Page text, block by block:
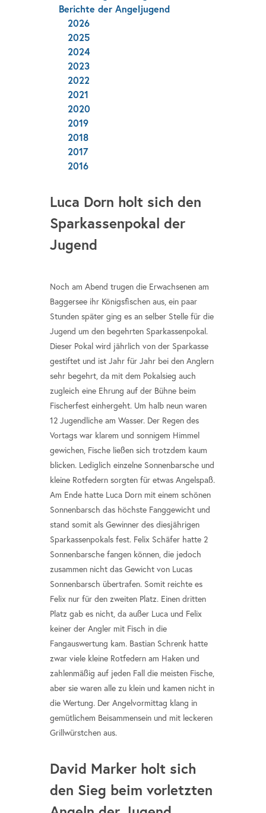
Berichte der Angeljugend
2026
2025
2024
2023
2022
2021
2020
2019
2018
2017
2016
Luca Dorn holt sich den
Sparkassenpokal der
Jugend
Noch am Abend trugen die Erwachsenen am
Baggersee ihr Königsfischen aus, ein paar
Stunden später ging es an selber Stelle für die
Jugend um den begehrten Sparkassenpokal.
Dieser Pokal wird jährlich von der Sparkasse
gestiftet und ist Jahr für Jahr bei den Anglern
sehr begehrt, da mit dem Pokalsieg auch
zugleich eine Ehrung auf der Bühne beim
Fischerfest einhergeht. Um halb neun waren
12 Jugendliche am Wasser. Der Regen des
Vortags war klarem und sonnigem Himmel
gewichen, Fische ließen sich trotzdem kaum
blicken. Lediglich einzelne Sonnenbarsche und
kleine Rotfedern sorgten für etwas Angelspaß.
Am Ende hatte Luca Dorn mit einem schönen
Sonnenbarsch das höchste Fanggewicht und
stand somit als Gewinner des diesjährigen
Sparkassenpokals fest. Felix Schäfer hatte 2
Sonnenbarsche fangen können, die jedoch
zusammen nicht das Gewicht von Lucas
Sonnenbarsch übertrafen. Somit reichte es
Felix nur für den zweiten Platz. Einen dritten
Platz gab es nicht, da außer Luca und Felix
keiner der Angler mit Fisch in die
Fangauswertung kam. Bastian Schrenk hatte
zwar viele kleine Rotfedern am Haken und
zahlenmäßig auf jeden Fall die meisten Fische,
aber sie waren alle zu klein und kamen nicht in
die Wertung. Der Angelvormittag klang in
gemütlichem Beisammensein und mit leckeren
Grillwürstchen aus.
David Marker holt sich
den Sieg beim vorletzten